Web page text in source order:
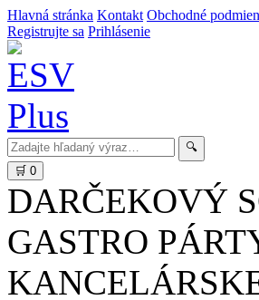
Hlavná stránka Kontakt Obchodné
Registrujte sa Prihlásenie
🔍
🛒 0
DARČEKOVÝ
GASTRO